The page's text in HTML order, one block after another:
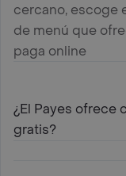
cercano, escoge
de menú que
paga online
¿El Payes ofrece
gratis?